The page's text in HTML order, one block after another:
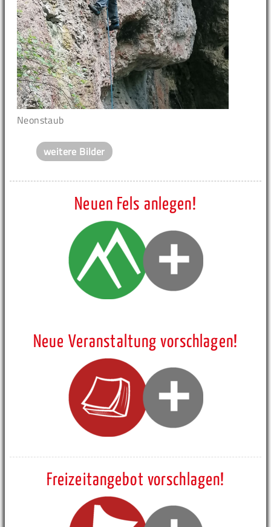
Neonstaub
weitere Bilder
Neuen Fels anlegen!
Neue Veranstaltung vorschlagen!
Freizeitangebot vorschlagen!